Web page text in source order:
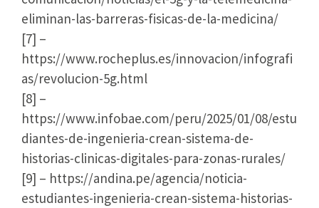
eliminan-las-barreras-fisicas-de-la-medicina/
[7] –
https://www.rocheplus.es/innovacion/infografi
as/revolucion-5g.html
[8] –
https://www.infobae.com/peru/2025/01/08/estu
diantes-de-ingenieria-crean-sistema-de-
historias-clinicas-digitales-para-zonas-rurales/
[9] – https://andina.pe/agencia/noticia-
estudiantes-ingenieria-crean-sistema-historias-